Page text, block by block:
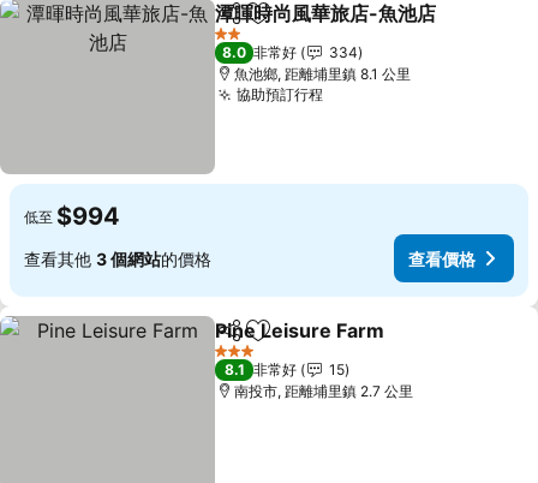
分享 加入我的最愛
潭暉時尚風華旅店-魚池店
2 星級
8.0 非常好
334
魚池鄉, 距離埔里鎮 8.1 公里
協助預訂行程查看價格
低至 $994
查看其他 3 個網站的價格 查看價格
分享 加入我的最愛
Pine Leisure Farm
3 星級
8.1 非常好
15
南投市, 距離埔里鎮 2.7 公里